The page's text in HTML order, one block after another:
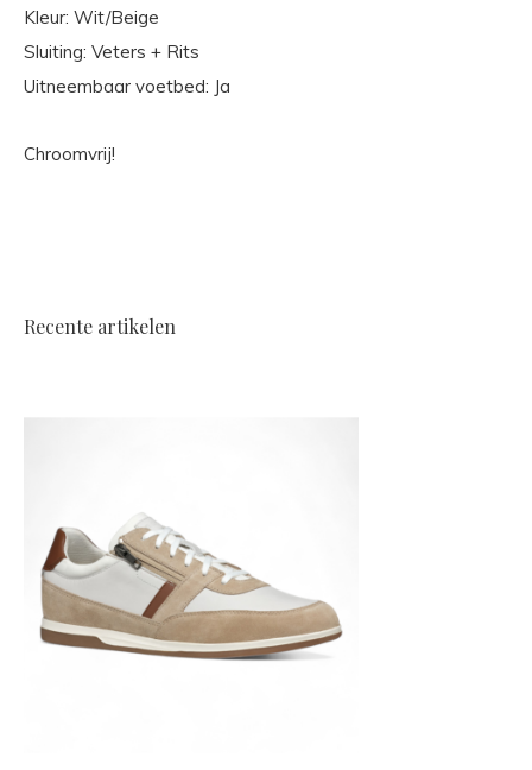
Kleur: Wit/Beige
Sluiting: Veters + Rits
Uitneembaar voetbed: Ja
Chroomvrij!
Recente artikelen